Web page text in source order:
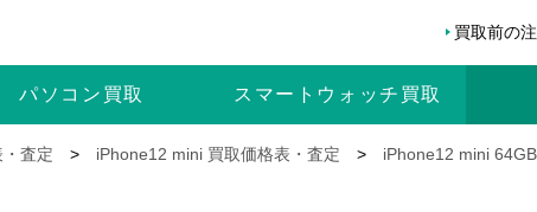
買取前の
パソコン 買取 スマートウォッチ 買取
査定 > iPhone12 mini 買取価格表・査定 > iPhone12 mini